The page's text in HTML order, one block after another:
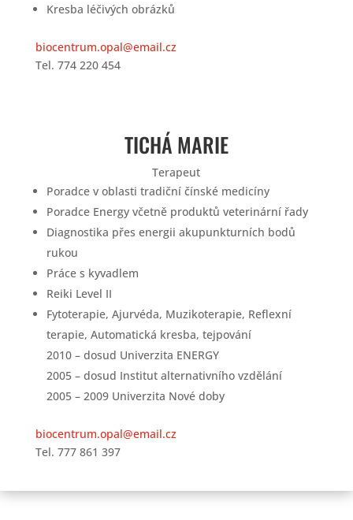
Kresba léčivých obrázků
biocentrum.opal@email.cz
Tel. 774 220 454
TICHÁ MARIE
Terapeut
Poradce v oblasti tradiční čínské medicíny
Poradce Energy včetně produktů veterinární řady
Diagnostika přes energii akupunkturních bodů
rukou
Práce s kyvadlem
Reiki Level II
Fytoterapie, Ajurvéda, Muzikoterapie, Reflexní
terapie, Automatická kresba, tejpování
2010 – dosud Univerzita ENERGY
2005 – dosud Institut alternativního vzdělání
2005 – 2009 Univerzita Nové doby
biocentrum.opal@email.cz
Tel. 777 861 397